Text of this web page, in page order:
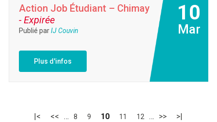
Action Job Étudiant – Chimay
- Expirée
Publié par IJ Couvin
Plus d'infos
10
Mar
|< << … 8 9 10 11 12 … >> >|